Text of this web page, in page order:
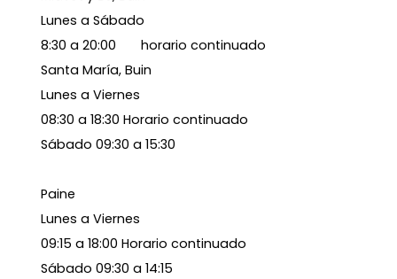
Lunes a Sábado
8:30 a 20:00 horario continuado
Santa María, Buin
Lunes a Viernes
08:30 a 18:30 Horario continuado
Sábado 09:30 a 15:30
Paine
Lunes a Viernes
09:15 a 18:00 Horario continuado
Sábado 09:30 a 14:15